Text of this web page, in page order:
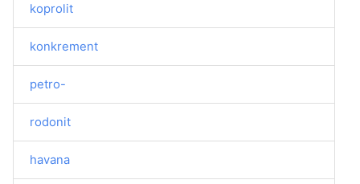
koprolit
konkrement
petro-
rodonit
havana